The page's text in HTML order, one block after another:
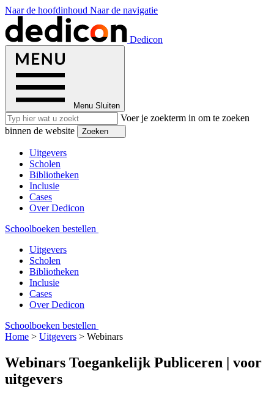
Naar de hoofdinhoud Naar de navigatie
Dedicon
Menu Sluiten
Voer je zoekterm in om te zoeken
binnen de website
Zoeken
Uitgevers
Scholen
Bibliotheken
Inclusie
Cases
Over Dedicon
Schoolboeken bestellen
Uitgevers
Scholen
Bibliotheken
Inclusie
Cases
Over Dedicon
Schoolboeken bestellen
Home > Uitgevers > Webinars
Webinars Toegankelijk Publiceren | voor
uitgevers